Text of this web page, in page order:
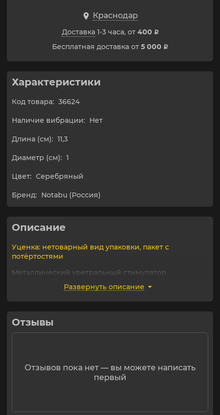
Краснодар
Доставка 1-3 часа, от 400 p
Бесплатная доставка от 5 000 p
Характеристики
Код товара: 36624
Наличие вибрации: Нет
Длина (см): 11,3
Диаметр (см): 1
Цвет: Серебряный
Бренд: Notabu (Россия)
Описание
Уценка: нетоварный вид упаковки, пакет с
потёртостями
Металлический уретральный стимулятор
Развернуть описание
Отзывы
Отзывов пока нет — вы можете написать
первый